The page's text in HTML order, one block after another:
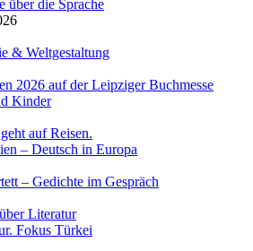
über die Sprache
& Weltgestaltung
2026 auf der Leipziger Buchmesse
Kinder
auf Reisen.
– Deutsch in Europa
– Gedichte im Gespräch
Literatur
Fokus Türkei